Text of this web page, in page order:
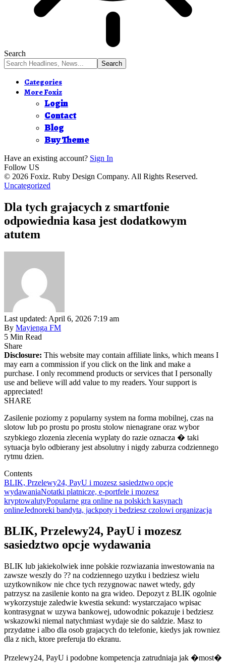
Search
Categories
More Foxiz
Login
Contact
Blog
Buy Theme
Have an existing account? Sign In
Follow US
© 2026 Foxiz. Ruby Design Company. All Rights Reserved.
Uncategorized
Dla tych grajacych z smartfonie
odpowiednia kasa jest dodatkowym
atutem
Last updated: April 6, 2026 7:19 am
By Mayienga FM
5 Min Read
Share
Disclosure: This website may contain affiliate links, which means I
may earn a commission if you click on the link and make a
purchase. I only recommend products or services that I personally
use and believe will add value to my readers. Your support is
appreciated!
SHARE
Zasilenie poziomy z popularny system na forma mobilnej, czas na
slotow lub po prostu po prostu stolow nienagrane oraz wybor
szybkiego zlozenia zlecenia wyplaty do razie oznacza � taki
sytuacja bylo odbierany jest absolutny i nigdy zaburza codziennego
rytmu dzien.
Contents
BLIK, Przelewy24, PayU i mozesz sasiedztwo opcje
wydawaniaNotatki platnicze, e-portfele i mozesz
kryptowalutyPopularne gra online na polskich kasynach
onlineJednoreki bandyta, jackpoty i bedziesz czolowi organizacja
BLIK, Przelewy24, PayU i mozesz
sasiedztwo opcje wydawania
BLIK lub jakiekolwiek inne polskie rozwiazania inwestowania na
zawsze weszly do ?? na codziennego uzytku i bedziesz wielu
uzytkownikow nie chce tych rezygnowac nawet wtedy, gdy
patrzysz na zasilenie konto na gra wideo. Depozyt z BLIK ogolnie
wykorzystuje zaledwie kwestia sekund: wystarczajaco wpisac
kontrasygnat w uzywa bankowej, udowodnic pokazuje i bedziesz
wskazowki niemal natychmiast wydaje sie do saldzie. Masz to
przydatne i albo dla osob grajacych do telefonie, kiedys jak rowniez
dla z nich, ktore preferuja tlo ekranu.
Przelewy24, PayU i podobne kompetencja zatrudniaja jak �most�